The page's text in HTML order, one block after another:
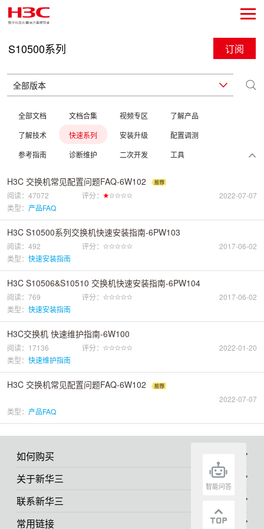
S10500系列 订阅
全部文档 文档合集 视频专区
了解产品
了解技术
快速系列 安装升级
配置调测
参考指南
诊断维护 二次开发 工具
H3C 交换机常见配置问题FAQ-6W102
阅读：47072 评分：
2022-07-07
类型： 产品FAQ
H3C S10500系列交换机快速安装指南-6PW103
阅读：492 评分：
2017-06-02
类型： 快速安装指南
H3C S10506&S10510 交换机快速安装指南-6PW104
阅读：769 评分：
2017-06-02
类型： 快速安装指南
H3C交换机 快速维护指南-6W100
阅读：17136 评分：
2022-01-20
类型： 快速维护指南
H3C 交换机常见配置问题FAQ-6W102
2022-07-07
类型： 产品FAQ
如何购买
关于新华三
联系新华三
常用链接
智能问答